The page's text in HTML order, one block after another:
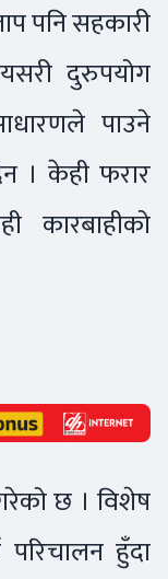
पनि सहकारी
दुरुपयोग
पाउने
। केही फरार
कारबाहीको
छ । विशेष
हुँदा